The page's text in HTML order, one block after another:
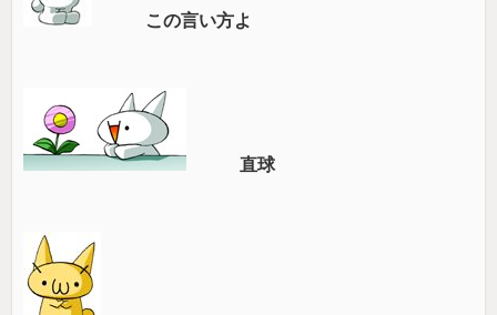
この言い方よ
直球